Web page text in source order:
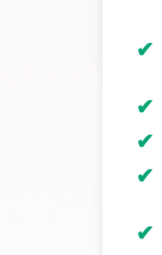
✔
✔
✔
✔
✔